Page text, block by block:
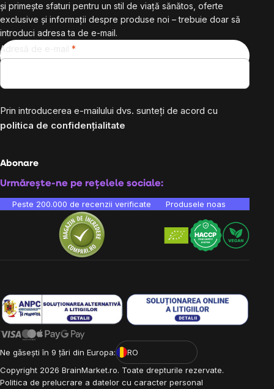
și primește sfaturi pentru un stil de viață sănătos, oferte
exclusive și informații despre produse noi – trebuie doar să
introduci adresa ta de e-mail.
Adresă de e-mail
Prin introducerea e-mailului dvs. sunteți de acord cu
politica de confidențialitate
Abonare
Urmărește-ne pe rețelele sociale:
Peste 200.000 de recenzii verificate Produsele noastre sunt
Ne găsești în 9 țări din Europa:
RO
Copyright 2026 BrainMarket.ro. Toate drepturile rezervate.
Politica de prelucrare a datelor cu caracter personal